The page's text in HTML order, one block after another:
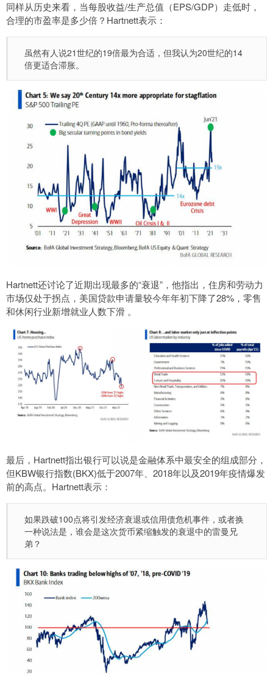
同样从历史来看，当每股收益/生产总值（EPS/GDP）走低时，
合理的市盈率是多少倍？Hartnett表示：
虽然有人说21世纪的19倍最为合适，但我认为20世纪的14
倍更适合滞胀。
Hartnett还讨论了近期出现最多的“衰退”，他指出，住房和劳动力
市场仅处于拐点，美国贷款申请量较今年年初下降了28%，零售
和休闲行业新增就业人数下滑 。
最后，Hartnett指出银行可以说是金融体系中最安全的组成部分，
但KBW银行指数(BKX)低于2007年、2018年以及2019年疫情爆发
前的高点。Hartnett表示：
如果跌破100点将引发经济衰退或信用债危机事件，或者换
一种说法是，谁会是这次货币紧缩触发的衰退中的雷曼兄
弟？